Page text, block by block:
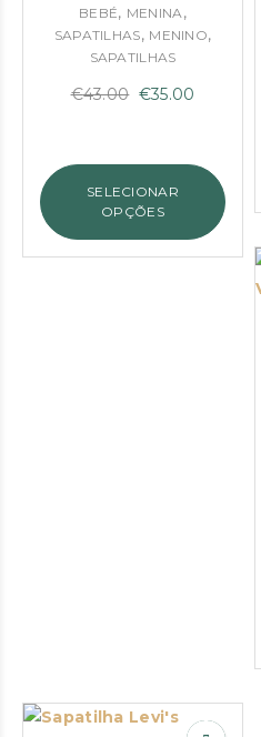
BEBÉ, MENINA,
SAPATILHAS, MENINO,
SAPATILHAS
€43.00 O
€43.00.
€35.00
é:
€35.00.
SELECIONAR
OPÇÕES